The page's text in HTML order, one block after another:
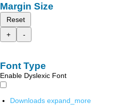
Margin Size
Reset
+
-
Font Type
Enable Dyslexic Font
Downloads expand_more